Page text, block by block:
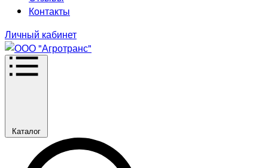
Контакты
Личный кабинет
Каталог